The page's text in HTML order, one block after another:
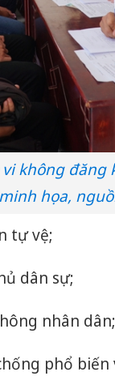
không
họa,
tự vệ;
dân sự;
nhân dân;
phổ